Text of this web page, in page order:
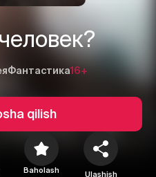
Фантастика16+
qilish
Baholash Ulashish